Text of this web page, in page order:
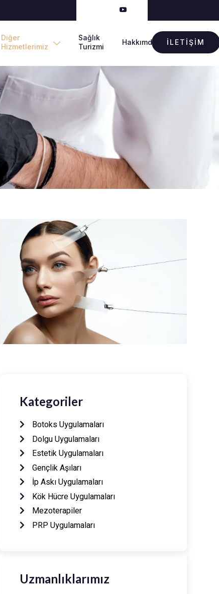
Diğer
Hizmetlerimiz
Sağlık
Turizmi
Hakkımda İLETİŞİM
Kategoriler
Botoks Uygulamaları
Dolgu Uygulamaları
Estetik Uygulamaları
Gençlik Aşıları
İp Askı Uygulamaları
Kök Hücre Uygulamaları
Mezoterapiler
PRP Uygulamaları
Uzmanlıklarımız